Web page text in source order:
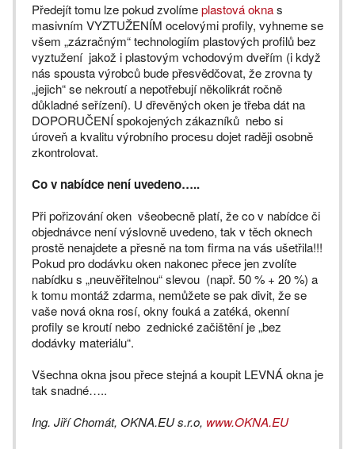
Předejít tomu lze pokud zvolímeplastová oknas
masivním VYZTUŽENÍM ocelovými profily, vyhneme se
všem „zázračným“ technologiím plastových profilů bez
vyztužení jakož i plastovým vchodovým dveřím (i když
nás spousta výrobců bude přesvědčovat, že zrovna ty
„jejich“ se nekroutí a nepotřebují několikrát ročně
důkladné seřízení). U dřevěných oken je třeba dát na
DOPORUČENÍ spokojených zákazníků nebo si
úroveň a kvalitu výrobního procesu dojet raději osobně
zkontrolovat.
Co v nabídce není uvedeno…..
Při pořizování oken všeobecně platí, že co v nabídce či
objednávce není výslovně uvedeno, tak v těch oknech
prostě nenajdete a přesně na tom firma na vás ušetřila!!!
Pokud pro dodávku oken nakonec přece jen zvolíte
nabídku s „neuvěřitelnou“ slevou (např. 50 % + 20 %) a
k tomu montáž zdarma, nemůžete se pak divit, že se
vaše nová okna rosí, okny fouká a zatéká, okenní
profily se kroutí nebo zednické začištění je „bez
dodávky materiálu“.
Všechna okna jsou přece stejná a koupit LEVNÁ okna je
tak snadné…..
Ing. Jiří Chomát, OKNA.EU s.r.o, www.OKNA.EU